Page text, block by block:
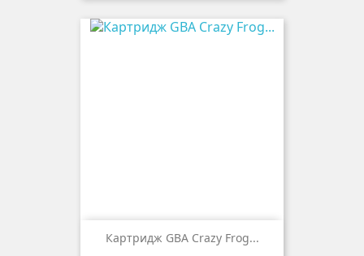
Картридж GBA Crazy Frog...